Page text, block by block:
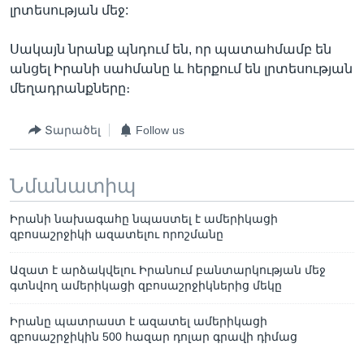
լրտեսության մեջ:
Սակայն նրանք պնդում են, որ պատահմամբ են
անցել Իրանի սահմանը և հերքում են լրտեսության
մեղադրանքները։
Տարածել Follow us
Նմանատիպ
Իրանի նախագահը նպաստել է ամերիկացի
զբոսաշրջիկի ազատելու որոշմանը
Ազատ է արձակվելու Իրանում բանտարկության մեջ
գտնվող ամերիկացի զբոսաշրջիկներից մեկը
Իրանը պատրաստ է ազատել ամերիկացի
զբոսաշրջիկին 500 հազար դոլար գրավի դիմաց